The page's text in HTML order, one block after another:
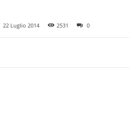
22 Luglio 2014 2531 0